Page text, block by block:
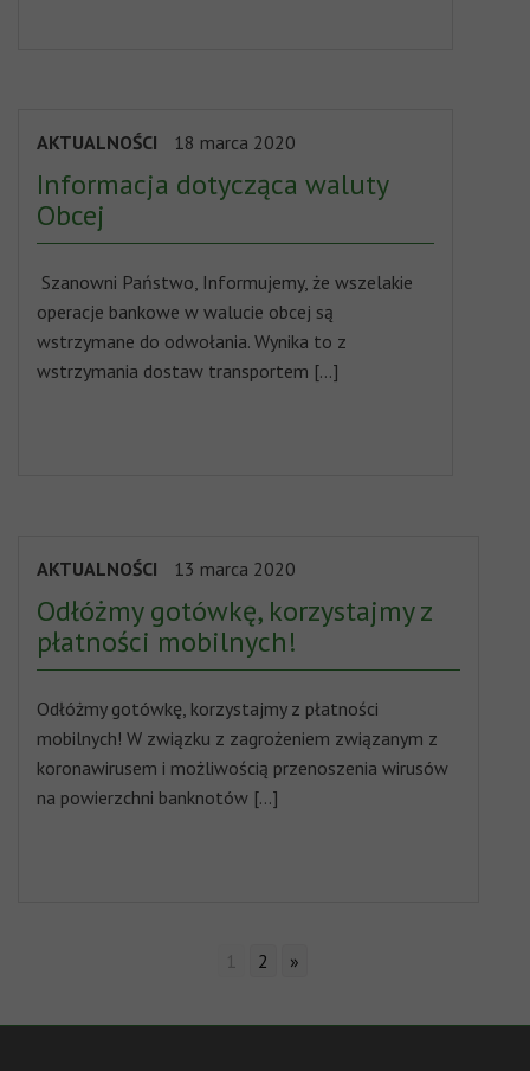
AKTUALNOŚCI 18 marca 2020
Informacja dotycząca waluty
Obcej
Szanowni Państwo, Informujemy, że wszelakie
operacje bankowe w walucie obcej są
wstrzymane do odwołania. Wynika to z
wstrzymania dostaw transportem […]
AKTUALNOŚCI 13 marca 2020
Odłóżmy gotówkę, korzystajmy z
płatności mobilnych!
Odłóżmy gotówkę, korzystajmy z płatności
mobilnych! W związku z zagrożeniem związanym z
koronawirusem i możliwością przenoszenia wirusów
na powierzchni banknotów […]
1 2 »